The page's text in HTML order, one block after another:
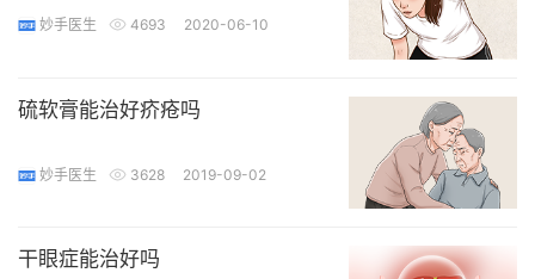
妙手医生 4693 2020-06-10
硫软膏能治好疥疮吗
妙手医生 3628 2019-09-02
干眼症能治好吗